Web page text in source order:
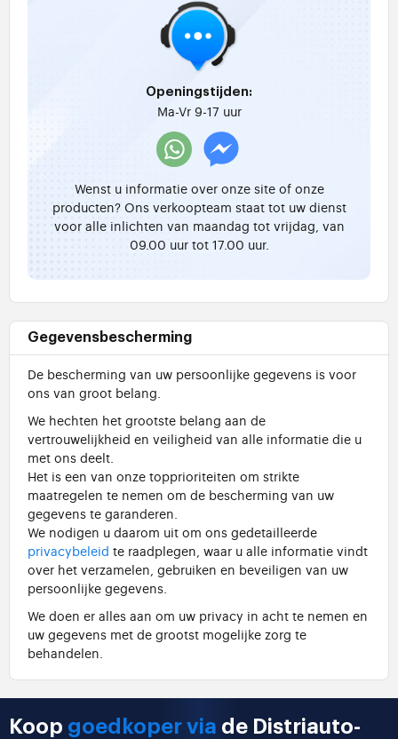
Openingstijden:
Ma-Vr 9-17 uur
Wenst u informatie over onze site of onze
producten? Ons verkoopteam staat tot uw dienst
voor alle inlichten van maandag tot vrijdag, van
09.00 uur tot 17.00 uur.
Gegevensbescherming
De bescherming van uw persoonlijke gegevens is voor
ons van groot belang.
We hechten het grootste belang aan de
vertrouwelijkheid en veiligheid van alle informatie die u
met ons deelt.
Het is een van onze topprioriteiten om strikte
maatregelen te nemen om de bescherming van uw
gegevens te garanderen.
We nodigen u daarom uit om ons gedetailleerde
privacybeleid te raadplegen, waar u alle informatie vindt
over het verzamelen, gebruiken en beveiligen van uw
persoonlijke gegevens.
We doen er alles aan om uw privacy in acht te nemen en
uw gegevens met de grootst mogelijke zorg te
behandelen.
Koop goedkoper via de Distriauto-